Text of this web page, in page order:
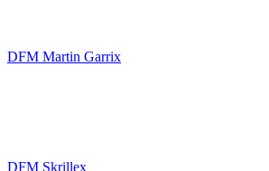
DFM Martin Garrix
DFM Skrillex